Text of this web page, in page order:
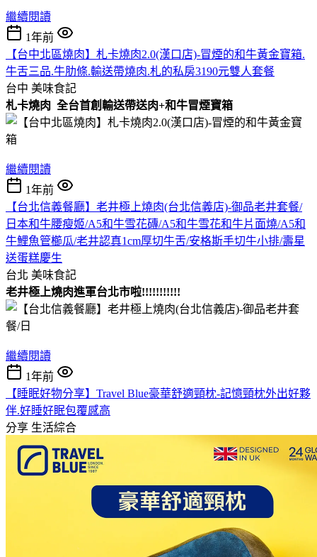
繼續閱讀
1年前
【台中北區燒肉】札卡燒肉2.0(漢口店)-冒煙的和牛黃金寶箱.
牛舌三品.牛肋條.輸送帶燒肉.札的私房3190元雙人套餐
台中 美味食記
札卡燒肉 全台首創輸送帶送肉+和牛冒煙寶箱
繼續閱讀
1年前
【台北信義餐廳】老井極上燒肉(台北信義店)-御品老井套餐/
日本和牛腰瘦姬/A5和牛雪花磚/A5和牛雪花和牛片面燒/A5和
牛鯉魚管櫛瓜/老井認真1cm厚切牛舌/安格斯手切牛小排/壽星
送蛋糕慶生
台北 美味食記
老井極上燒肉進軍台北市啦!!!!!!!!!!!
繼續閱讀
1年前
【睡眠好物分享】Travel Blue豪華舒適頸枕-記憶頸枕外出好夥
伴.好睡好眠包覆感高
分享 生活綜合